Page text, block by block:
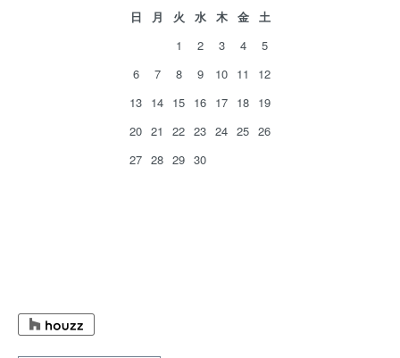
日 月 火 水 木 金
土
1
2 3 4
5
6
7 8 9 10 11
12
13 14 15 16 17 18 19
20 21 22 23 24 25 26
27 28 29 30